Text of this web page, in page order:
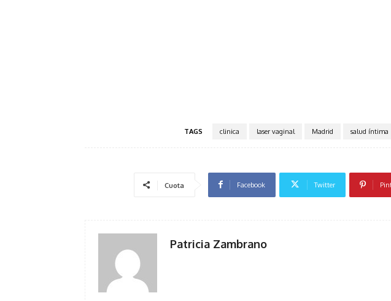
TAGS clinica laser vaginal Madrid salud íntima
Cuota Facebook Twitter
Patricia Zambrano